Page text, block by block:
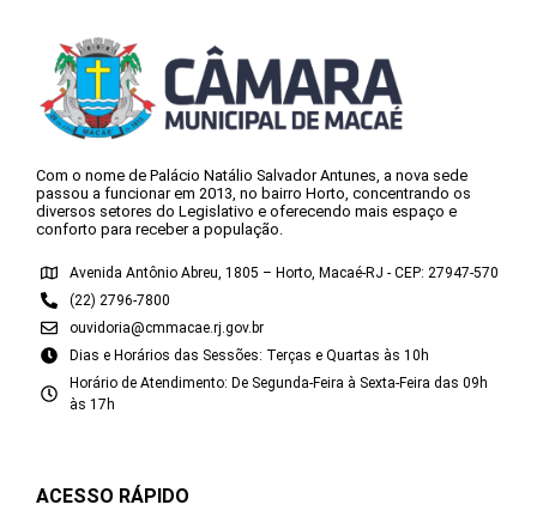
Com o nome de Palácio Natálio Salvador Antunes, a nova sede
passou a funcionar em 2013, no bairro Horto, concentrando os
diversos setores do Legislativo e oferecendo mais espaço e
conforto para receber a população.
Avenida Antônio Abreu, 1805 – Horto, Macaé-RJ - CEP: 27947-570
(22) 2796-7800
ouvidoria@cmmacae.rj.gov.br
Dias e Horários das Sessões: Terças e Quartas às 10h
Horário de Atendimento: De Segunda-Feira à Sexta-Feira das 09h
às 17h
ACESSO RÁPIDO